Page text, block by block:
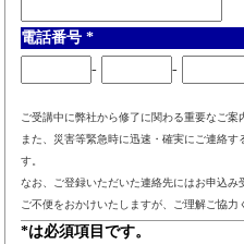
電話番号 *
-
-
ご受講中に弊社から修了に関わる重要なご案
また、災害等緊急時に迅速・確実にご連絡
す。
なお、ご登録いただいた連絡先にはお申込み
ご不便をおかけいたしますが、ご理解ご協力
*は必須項目です。